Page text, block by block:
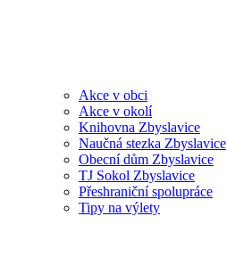
Akce v obci
Akce v okolí
Knihovna Zbyslavice
Naučná stezka Zbyslavice
Obecní dům Zbyslavice
TJ Sokol Zbyslavice
Přeshraniční spolupráce
Tipy na výlety